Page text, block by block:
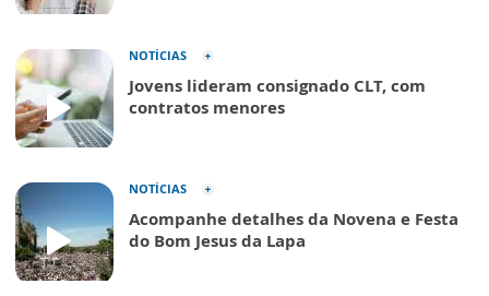
NOTÍCIAS
Jovens lideram consignado CLT, com
contratos menores
NOTÍCIAS
Acompanhe detalhes da Novena e Festa
do Bom Jesus da Lapa